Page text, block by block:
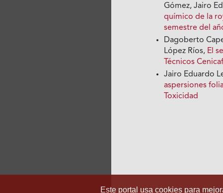
Gómez, Jairo
químico de la
semestre del
Dagoberto
López Ríos, El
Técnicos
Jairo Eduardo
aspersiones
Toxicidad
Este portal usa cookies para